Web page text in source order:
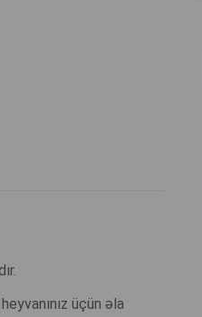
üçün əla